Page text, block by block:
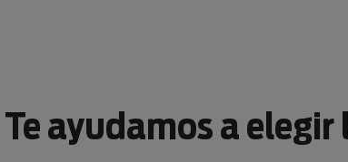
Te ayudamos a